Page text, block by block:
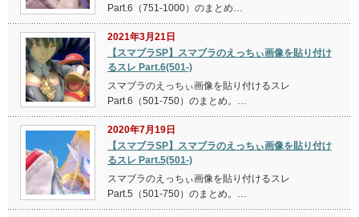
Part.6（751-1000）のまとめ…
2021年3月21日
【スマブラSP】スマブラのえっちぃ画像を貼り付け
るスレ Part.6(501-)
スマブラのえっちぃ画像を貼り付けるスレ
Part.6（501-750）のまとめ。…
2020年7月19日
【スマブラSP】スマブラのえっちぃ画像を貼り付け
るスレ Part.5(501-)
スマブラのえっちぃ画像を貼り付けるスレ
Part.5（501-750）のまとめ。…